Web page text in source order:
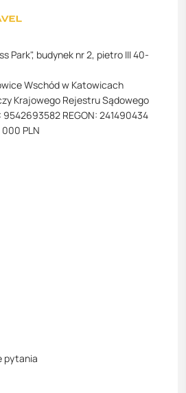
Park", budynek nr 2, pietro III 40-
Wschód w Katowicach
Krajowego Rejestru Sądowego
REGON: 241490434
000 PLN
pytania